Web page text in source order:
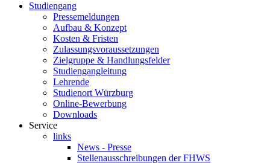
Studiengang
Pressemeldungen
Aufbau & Konzept
Kosten & Fristen
Zulassungsvoraussetzungen
Zielgruppe & Handlungsfelder
Studiengangleitung
Lehrende
Studienort Würzburg
Online-Bewerbung
Downloads
Service
links
News - Presse
Stellenausschreibungen der FHWS